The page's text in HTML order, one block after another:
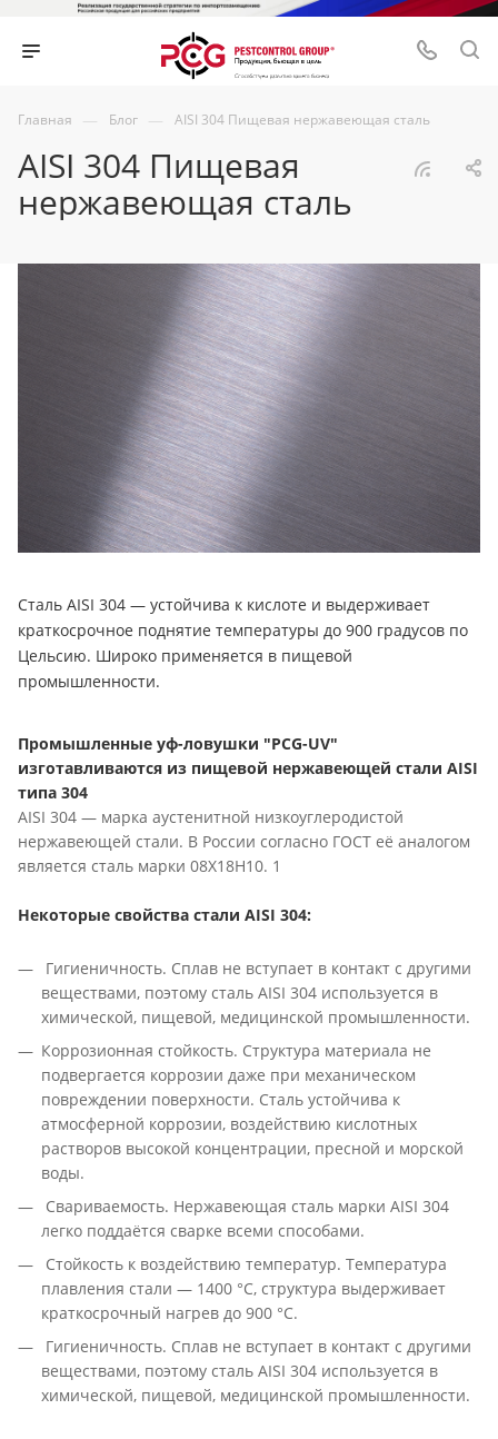
Главная — Блог — AISI 304 Пищевая нержавеющая сталь
AISI 304 Пищевая
нержавеющая сталь
Сталь AISI 304 — устойчива к кислоте и выдерживает
краткосрочное поднятие температуры до 900 градусов по
Цельсию. Широко применяется в пищевой
промышленности.
Промышленные уф-ловушки "PCG-UV"
изготавливаются из пищевой нержавеющей стали AISI
типа 304
AISI 304 — марка аустенитной низкоуглеродистой
нержавеющей стали. В России согласно ГОСТ её аналогом
является сталь марки 08Х18Н10. 1
Некоторые свойства стали AISI 304:
Гигиеничность. Сплав не вступает в контакт с другими
веществами, поэтому сталь AISI 304 используется в
химической, пищевой, медицинской промышленности.
Коррозионная стойкость. Структура материала не
подвергается коррозии даже при механическом
повреждении поверхности. Сталь устойчива к
атмосферной коррозии, воздействию кислотных
растворов высокой концентрации, пресной и морской
воды.
Свариваемость. Нержавеющая сталь марки AISI 304
легко поддаётся сварке всеми способами.
Стойкость к воздействию температур. Температура
плавления стали — 1400 °С, структура выдерживает
краткосрочный нагрев до 900 °С.
Гигиеничность. Сплав не вступает в контакт с другими
веществами, поэтому сталь AISI 304 используется в
химической, пищевой, медицинской промышленности.